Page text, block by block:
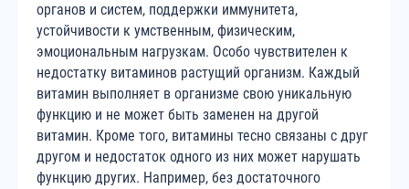
органов и систем, поддержки иммунитета,
устойчивости к умственным, физическим,
эмоциональным нагрузкам. Особо чувствителен к
недостатку витаминов растущий организм. Каждый
витамин выполняет в организме свою уникальную
функцию и не может быть заменен на другой
витамин. Кроме того, витамины тесно связаны с друг
другом и недостаток одного из них может нарушать
функцию других. Например, без достаточного